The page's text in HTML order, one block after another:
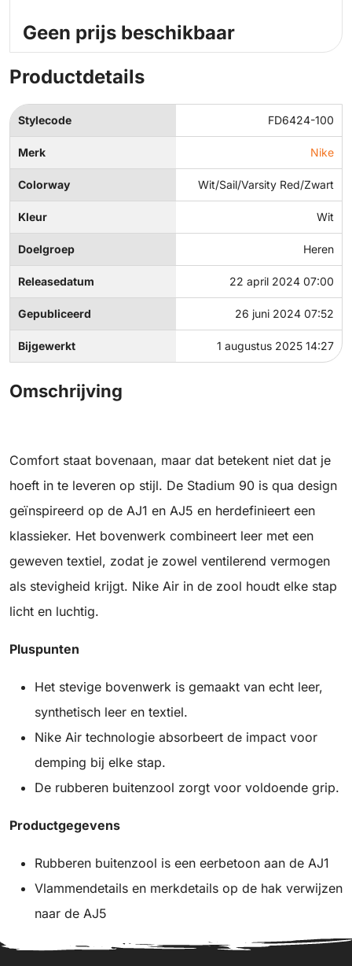
Geen prijs beschikbaar
Productdetails
Stylecode FD6424-100
Merk Nike
Colorway Wit/Sail/Varsity Red/Zwart
Kleur Wit
Doelgroep Heren
Releasedatum 22 april 2024 07:00
Gepubliceerd 26 juni 2024 07:52
Bijgewerkt 1 augustus 2025 14:27
Omschrijving
Comfort staat bovenaan, maar dat betekent niet dat je
hoeft in te leveren op stijl. De Stadium 90 is qua design
geïnspireerd op de AJ1 en AJ5 en herdefinieert een
klassieker. Het bovenwerk combineert leer met een
geweven textiel, zodat je zowel ventilerend vermogen
als stevigheid krijgt. Nike Air in de zool houdt elke stap
licht en luchtig.
Pluspunten
Het stevige bovenwerk is gemaakt van echt leer,
synthetisch leer en textiel.
Nike Air technologie absorbeert de impact voor
demping bij elke stap.
De rubberen buitenzool zorgt voor voldoende grip.
Productgegevens
Rubberen buitenzool is een eerbetoon aan de AJ1
Vlammendetails en merkdetails op de hak verwijzen
naar de AJ5